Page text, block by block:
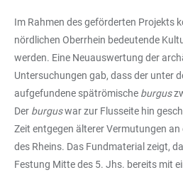
Im Rahmen des geförderten Projekts
nördlichen Oberrhein bedeutende
werden. Eine Neuauswertung der
Untersuchungen gab, dass der unter
aufgefundene spätrömische burgus
Der burguswar zur Flusseite hin
Zeit entgegen älterer Vermutungen
des Rheins. Das Fundmaterial zeigt,
Festung Mitte des 5. Jhs. bereits mit